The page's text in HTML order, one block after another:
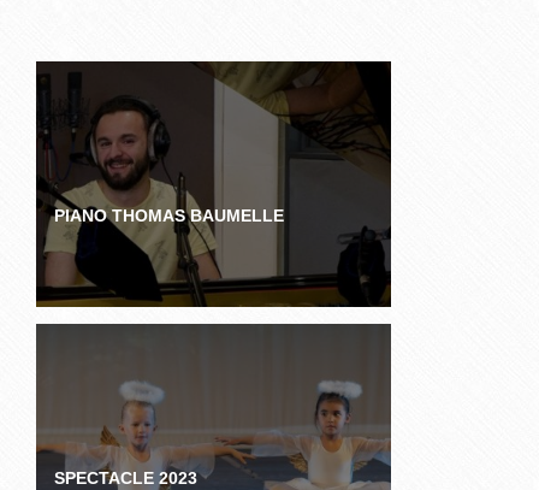
PIANO THOMAS BAUMELLE
PLANNINGS DE VOTRE ÉCOLE DE
DANSE, MUSIQUE ET BIEN-ETRE À
TOULOUSE
SPECTACLE 2023